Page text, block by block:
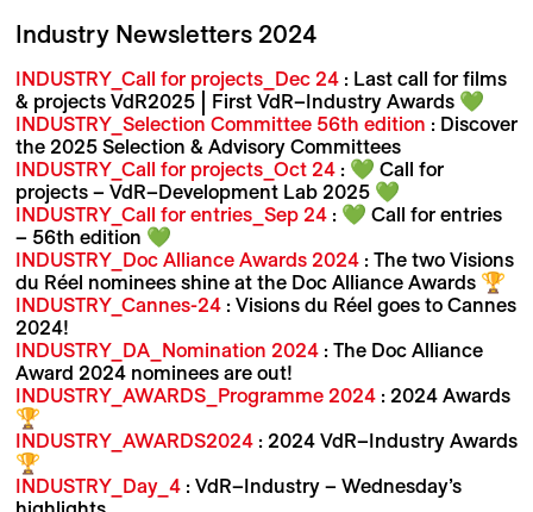
Industry Newsletters 2024
INDUSTRY_Call for projects_Dec 24 : Last call for films
& projects VdR2025 | First VdR–Industry Awards 💚
INDUSTRY_Selection Committee 56th edition : Discover
the 2025 Selection & Advisory Committees
INDUSTRY_Call for projects_Oct 24: 💚 Call for
projects – VdR–Development Lab 2025 💚
INDUSTRY_Call for entries_Sep 24: 💚 Call for entries
– 56th edition 💚
INDUSTRY_Doc Alliance Awards 2024: The two Visions
du Réel nominees shine at the Doc Alliance Awards 🏆
INDUSTRY_Cannes-24: Visions du Réel goes to Cannes
2024!
INDUSTRY_DA_Nomination 2024: The Doc Alliance
Award 2024 nominees are out!
INDUSTRY_AWARDS_Programme 2024: 2024 Awards
🏆
INDUSTRY_AWARDS2024: 2024 VdR–Industry Awards
🏆
INDUSTRY_Day_4: VdR–Industry – Wednesday’s